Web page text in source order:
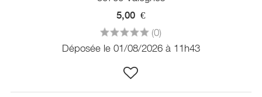
5,00 €
(0)
Déposée le 01/08/2026 à 11h43